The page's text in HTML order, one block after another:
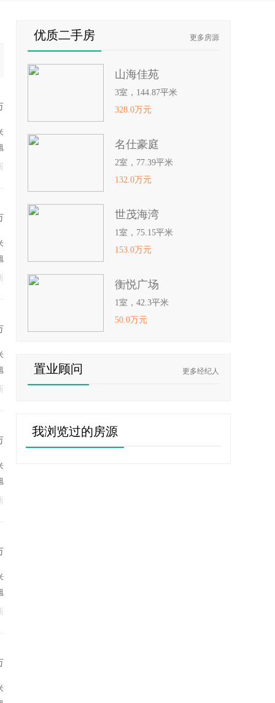
优质二手房 更多房源
山海佳苑
3室，144.87平米
328.0万元
名仕豪庭
2室，77.39平米
132.0万元
世茂海湾
1室，75.15平米
153.0万元
衡悦广场
1室，42.3平米
50.0万元
置业顾问 更多经纪人
我浏览过的房源